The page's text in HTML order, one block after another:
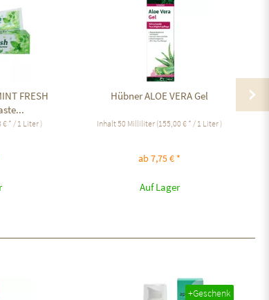
FRESH
€ * / 1 Liter )
Hübner ALOE VERA Gel
Inhalt50 Milliliter (155,00 € * / 1 Liter )
ab 7,75 € *
Auf Lager
+Geschenk